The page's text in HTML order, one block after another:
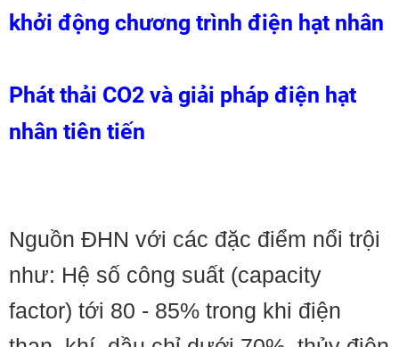
khởi động chương trình điện hạt nhân
Phát thải CO2 và giải pháp điện hạt
nhân tiên tiến
Nguồn ĐHN với các đặc điểm nổi trội
như: Hệ số công suất (capacity
factor) tới 80 - 85% trong khi điện